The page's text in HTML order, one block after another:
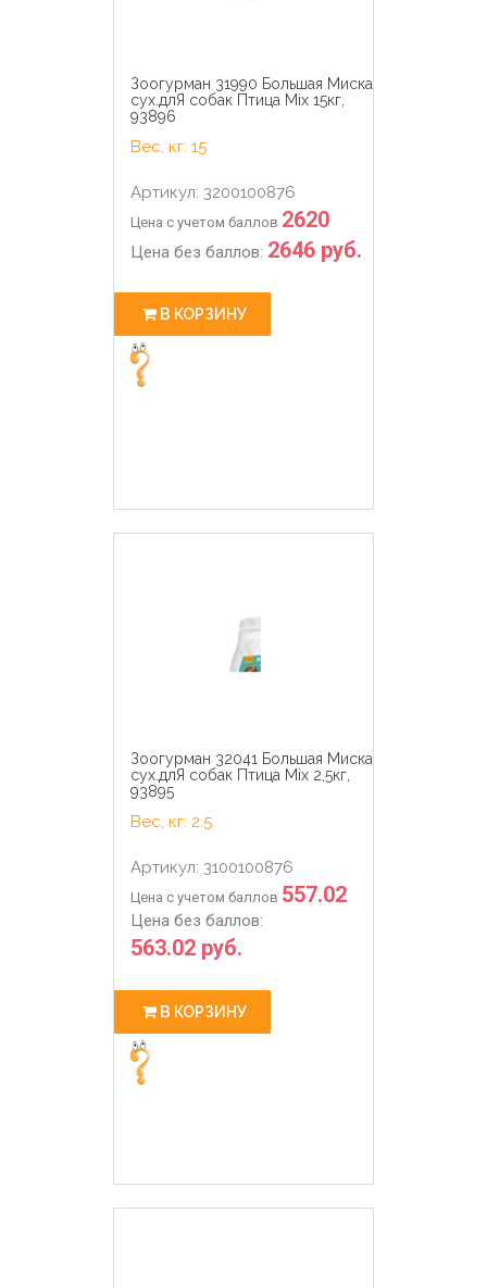
Зоогурман 31990 Большая Миска
сух.длЯ собак Птица Mix 15кг,
93896
Вес, кг: 15
Артикул: 3200100876
Цена с учетом баллов 2620
Цена без баллов: 2646 руб.
В КОРЗИНУ
Зоогурман 32041 Большая Миска
сух.длЯ собак Птица Mix 2,5кг,
93895
Вес, кг: 2.5
Артикул: 3100100876
Цена с учетом баллов 557.02
Цена без баллов:
563.02 руб.
В КОРЗИНУ